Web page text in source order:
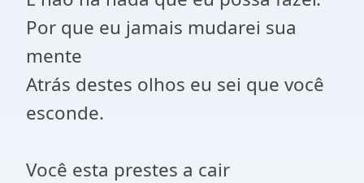
Por que eu jamais mudarei sua
mente
Atrás destes olhos eu sei que você
esconde.
Você esta prestes a cair